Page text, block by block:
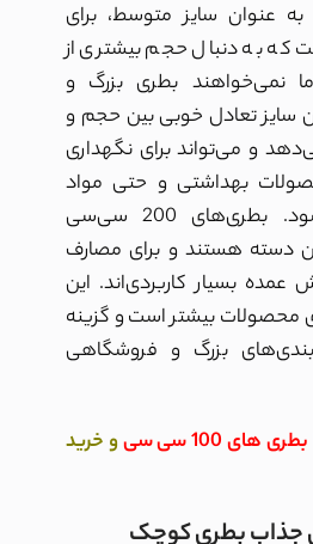
سی‌سی به عنوان سایز متوسط، برای
که به دنبال حجم بیشتری از
نمی‌خواهند بطری بزرگ و
سایز تعادل خوبی بین حجم و
و می‌تواند برای نگهداری
بهداشتی و حتی مواد
آرایشی استفاده شود. بطری‌های 200 سی‌سی
دسته هستند و برای مصارف
بسیار کاربردی‌اند. این
محصولات بیشتر است و گزینه
بزرگ و فروشگاهی
بطری های 100 سی سی
و خرید
جذاب بطری کوچک